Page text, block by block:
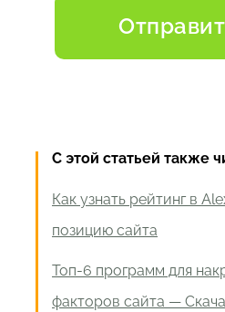
С этой статьей также
Как узнать рейтинг в
позицию сайта
Топ-6 программ для
факторов сайта —